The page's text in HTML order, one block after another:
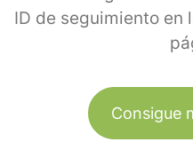
ID de seguimiento en
Consigue